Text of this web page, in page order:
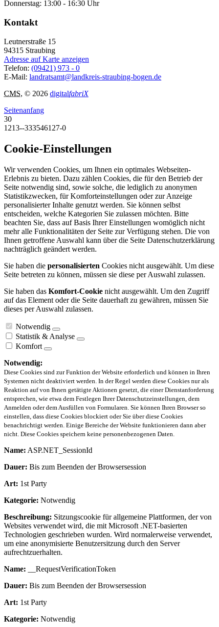
Donnerstag: 13:00 - 16:30 Uhr
Kontakt
Leutnerstraße 15
94315 Straubing
Adresse auf Karte anzeigen
Telefon: (09421) 973 - 0
E-Mail: landratsamt@landkreis-straubing-bogen.de
CMS, © 2026 digitalfabriX
Seitenanfang
30
1213--333546127-0
Cookie-Einstellungen
Wir verwenden Cookies, um Ihnen ein optimales Webseiten-
Erlebnis zu bieten. Dazu zählen Cookies, die für den Betrieb der
Seite notwendig sind, sowie solche, die lediglich zu anonymen
Statistikzwecken, für Komforteinstellungen oder zur Anzeige
personalisierter Inhalte genutzt werden. Sie können selbst
entscheiden, welche Kategorien Sie zulassen möchten. Bitte
beachten Sie, dass auf Basis Ihrer Einstellungen womöglich nicht
mehr alle Funktionalitäten der Seite zur Verfügung stehen. Die von
Ihnen getroffene Auswahl kann über die Seite Datenschutzerklärung
nachträglich geändert werden.
Sie haben die personalisierten Cookies nicht ausgewählt. Um diese
Seite betreten zu können, müssen sie diese per Auswahl zulassen.
Sie haben das Komfort-Cookie nicht ausgewählt. Um den Zugriff
auf das Element oder die Seite dauerhaft zu gewähren, müssen Sie
dieses per Auswahl zulassen.
Notwendig
Statistik & Analyse
Komfort
Notwendig:
Diese Cookies sind zur Funktion der Website erforderlich und können in Ihren
Systemen nicht deaktiviert werden. In der Regel werden diese Cookies nur als
Reaktion auf von Ihnen getätigte Aktionen gesetzt, die einer Dienstanforderung
entsprechen, wie etwa dem Festlegen Ihrer Datenschutzeinstellungen, dem
Anmelden oder dem Ausfüllen von Formularen. Sie können Ihren Browser so
einstellen, dass diese Cookies blockiert oder Sie über diese Cookies
benachrichtigt werden. Einige Bereiche der Website funktionieren dann aber
nicht. Diese Cookies speichern keine personenbezogenen Daten.
Name: ASP.NET_SessionId
Dauer: Bis zum Beenden der Browsersession
Art: 1st Party
Kategorie: Notwendig
Beschreibung: Sitzungscookie für allgemeine Plattformen, der von
Websites verwendet wird, die mit Microsoft .NET-basierten
Technologien geschrieben wurden. Wird normalerweise verwendet,
um eine anonymisierte Benutzersitzung durch den Server
aufrechtzuerhalten.
Name: __RequestVerificationToken
Dauer: Bis zum Beenden der Browsersession
Art: 1st Party
Kategorie: Notwendig